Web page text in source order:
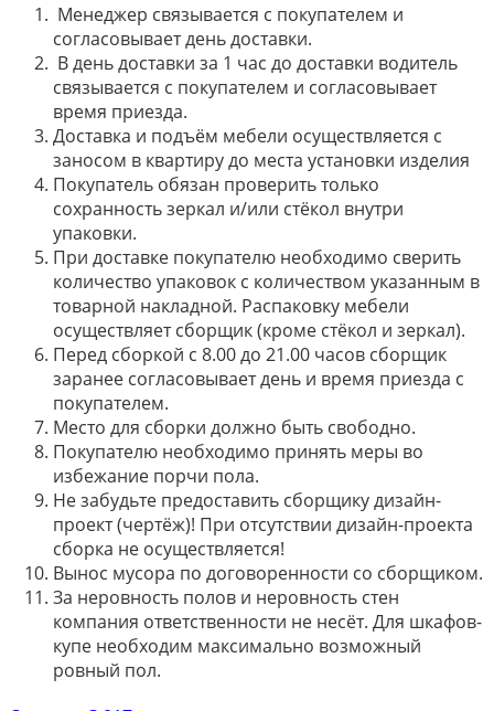
Менеджер связывается с покупателем и
согласовывает день доставки.
В день доставки за 1 час до доставки водитель
связывается с покупателем и согласовывает
время приезда.
Доставка и подъём мебели осуществляется с
заносом в квартиру до места установки изделия
Покупатель обязан проверить только
сохранность зеркал и/или стёкол внутри
упаковки.
При доставке покупателю необходимо сверить
количество упаковок с количеством указанным в
товарной накладной. Распаковку мебели
осуществляет сборщик (кроме стёкол и зеркал).
Перед сборкой с 8.00 до 21.00 часов сборщик
заранее согласовывает день и время приезда с
покупателем.
Место для сборки должно быть свободно.
Покупателю необходимо принять меры во
избежание порчи пола.
Не забудьте предоставить сборщику дизайн-
проект (чертёж)! При отсутствии дизайн-проекта
сборка не осуществляется!
Вынос мусора по договоренности со сборщиком.
За неровность полов и неровность стен
компания ответственности не несёт. Для шкафов-
купе необходим максимально возможный
ровный пол.